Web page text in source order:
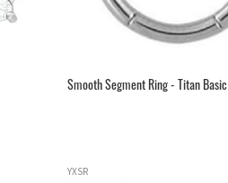
Smooth Segment Ring - Titan Basic
YXSR